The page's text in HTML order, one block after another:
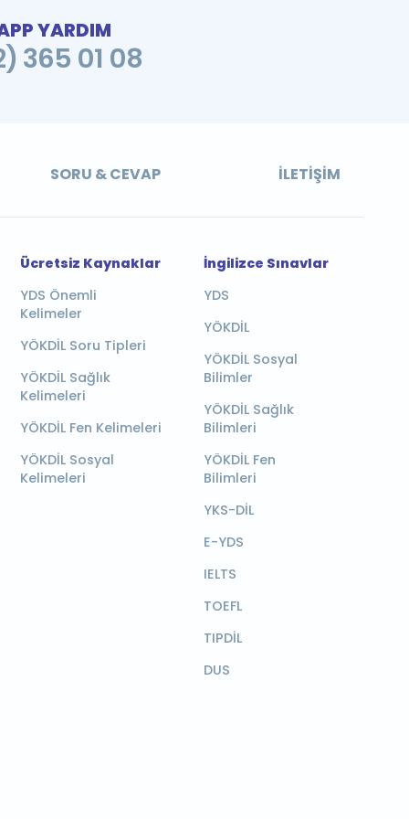
YARDIM
365 01 08
SORU & CEVAP İLETIŞIM
Ücretsiz Kaynaklar
YDS Önemli
Kelimeler
YÖKDİL Soru Tipleri
YÖKDİL Sağlık
Kelimeleri
YÖKDİL Fen Kelimeleri
YÖKDİL Sosyal
Kelimeleri
İngilizce Sınavlar
YDS
YÖKDİL
YÖKDİL Sosyal
Bilimler
YÖKDİL Sağlık
Bilimleri
YÖKDİL Fen
Bilimleri
YKS-DİL
E-YDS
IELTS
TOEFL
TIPDİL
DUS